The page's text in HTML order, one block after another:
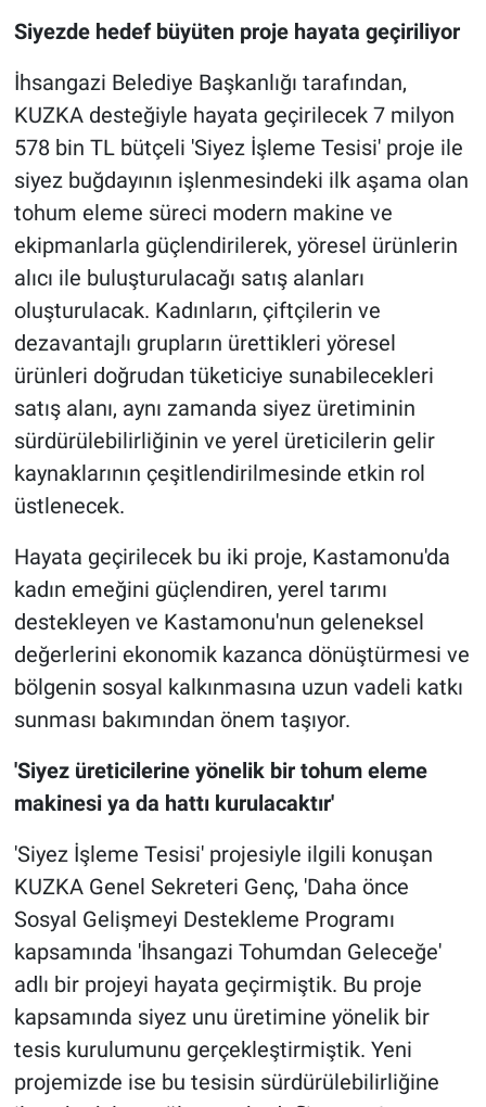
Siyezde hedef büyüten proje hayata geçiriliyor
İhsangazi Belediye Başkanlığı tarafından,
KUZKA desteğiyle hayata geçirilecek 7 milyon
578 bin TL bütçeli 'Siyez İşleme Tesisi' proje ile
siyez buğdayının işlenmesindeki ilk aşama olan
tohum eleme süreci modern makine ve
ekipmanlarla güçlendirilerek, yöresel ürünlerin
alıcı ile buluşturulacağı satış alanları
oluşturulacak. Kadınların, çiftçilerin ve
dezavantajlı grupların ürettikleri yöresel
ürünleri doğrudan tüketiciye sunabilecekleri
satış alanı, aynı zamanda siyez üretiminin
sürdürülebilirliğinin ve yerel üreticilerin gelir
kaynaklarının çeşitlendirilmesinde etkin rol
üstlenecek.
Hayata geçirilecek bu iki proje, Kastamonu'da
kadın emeğini güçlendiren, yerel tarımı
destekleyen ve Kastamonu'nun geleneksel
değerlerini ekonomik kazanca dönüştürmesi ve
bölgenin sosyal kalkınmasına uzun vadeli katkı
sunması bakımından önem taşıyor.
'Siyez üreticilerine yönelik bir tohum eleme
makinesi ya da hattı kurulacaktır'
'Siyez İşleme Tesisi' projesiyle ilgili konuşan
KUZKA Genel Sekreteri Genç, 'Daha önce
Sosyal Gelişmeyi Destekleme Programı
kapsamında 'İhsangazi Tohumdan Geleceğe'
adlı bir projeyi hayata geçirmiştik. Bu proje
kapsamında siyez unu üretimine yönelik bir
tesis kurulumunu gerçekleştirmiştik. Yeni
projemizde ise bu tesisin sürdürülebilirliğine